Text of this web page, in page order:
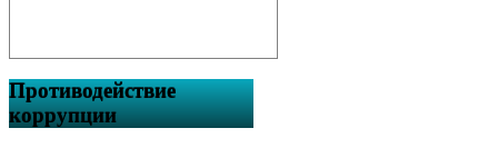
Противодействие
коррупции